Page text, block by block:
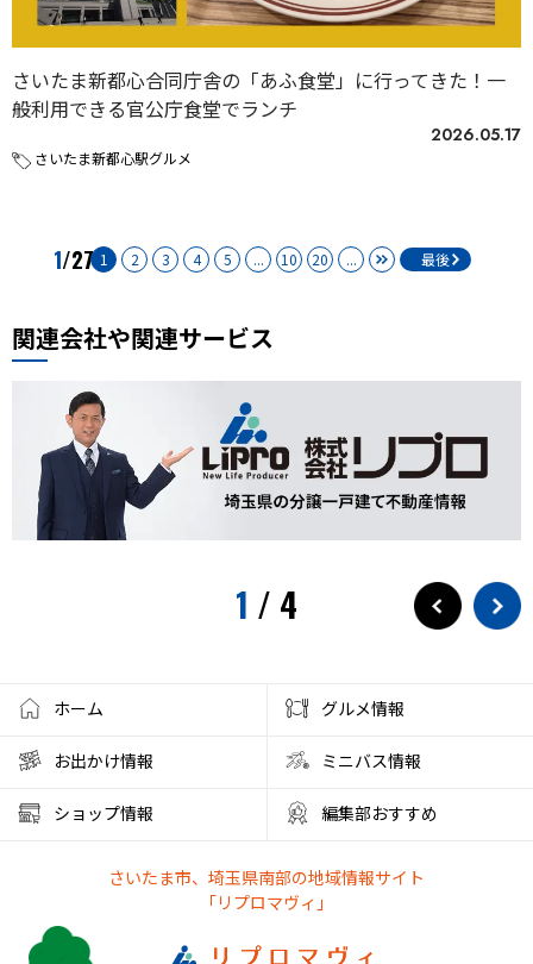
さいたま新都心合同庁舎の「あふ食堂」に行ってきた！一
般利用できる官公庁食堂でランチ
2026.05.17
さいたま新都心駅グルメ
1/27 1 2 3 4 5 ... 10 20 ... 最後
関連会社や関連サービス
1 / 4
ホーム グルメ情報
お出かけ情報 ミニバス情報
ショップ情報 編集部おすすめ
さいたま市、埼玉県南部の地域情報サイト
「リプロマヴィ」